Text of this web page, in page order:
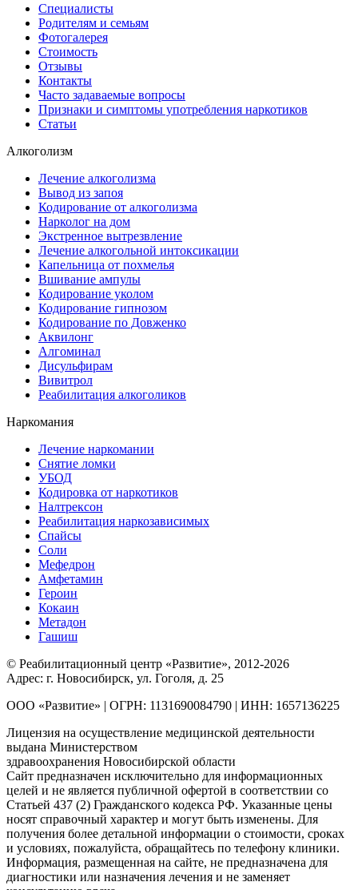
Специалисты
Родителям и семьям
Фотогалерея
Стоимость
Отзывы
Контакты
Часто задаваемые вопросы
Признаки и симптомы употребления наркотиков
Статьи
Алкоголизм
Лечение алкоголизма
Вывод из запоя
Кодирование от алкоголизма
Нарколог на дом
Экстренное вытрезвление
Лечение алкогольной интоксикации
Капельница от похмелья
Вшивание ампулы
Кодирование уколом
Кодирование гипнозом
Кодирование по Довженко
Аквилонг
Алгоминал
Дисульфирам
Вивитрол
Реабилитация алкоголиков
Наркомания
Лечение наркомании
Снятие ломки
УБОД
Кодировка от наркотиков
Налтрексон
Реабилитация наркозависимых
Спайсы
Соли
Мефедрон
Амфетамин
Героин
Кокаин
Метадон
Гашиш
© Реабилитационный центр «Развитие», 2012-2026
Адрес: г. Новосибирск, ул. Гоголя, д. 25
ООО «Развитие» | ОГРН: 1131690084790 | ИНН: 1657136225
Лицензия на осуществление медицинской деятельности
выдана Министерством
здравоохранения Новосибирской области
Сайт предназначен исключительно для информационных
целей и не является публичной офертой в соответствии со
Статьей 437 (2) Гражданского кодекса РФ. Указанные цены
носят справочный характер и могут быть изменены. Для
получения более детальной информации о стоимости, сроках
и условиях, пожалуйста, обращайтесь по телефону клиники.
Информация, размещенная на сайте, не предназначена для
диагностики или назначения лечения и не заменяет